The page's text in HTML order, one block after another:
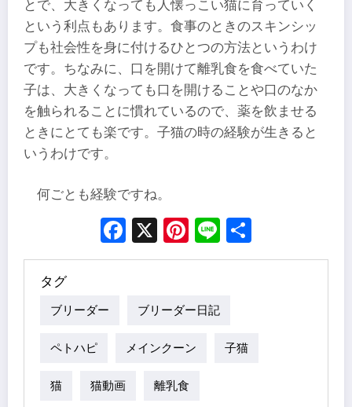
とで、大きくなっても人懐っこい猫に育っていく
という利点もあります。食事のときのスキンシッ
プも社会性を身に付けるひとつの方法というわけ
です。ちなみに、口を開けて離乳食を食べていた
子は、大きくなっても口を開けることや口のなか
を触られることに慣れているので、薬を飲ませる
ときにとても楽です。子猫の時の経験が生きると
いうわけです。
何ごとも経験ですね。
Facebook
X Pinterest
Line
タグ
ブリーダー ブリーダー日記
ペトハピ メインクーン 子猫
猫 猫動画 離乳食